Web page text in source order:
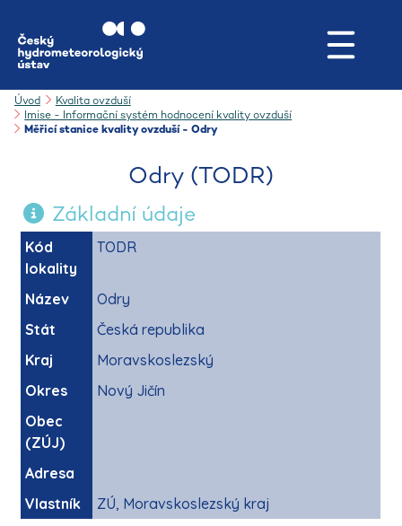
Úvod
Kvalita ovzduší
Imise - Informační systém hodnocení kvality ovzduší
Měřicí stanice kvality ovzduší - Odry
Odry (TODR)
Základní údaje
Kód
lokality
TODR
Název
Odry
Stát
Česká republika
Kraj
Moravskoslezský
Okres
Nový Jičín
Obec
(ZÚJ)
Adresa
Vlastník
ZÚ, Moravskoslezský kraj